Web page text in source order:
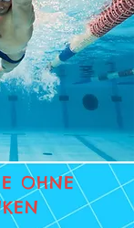
OHNE